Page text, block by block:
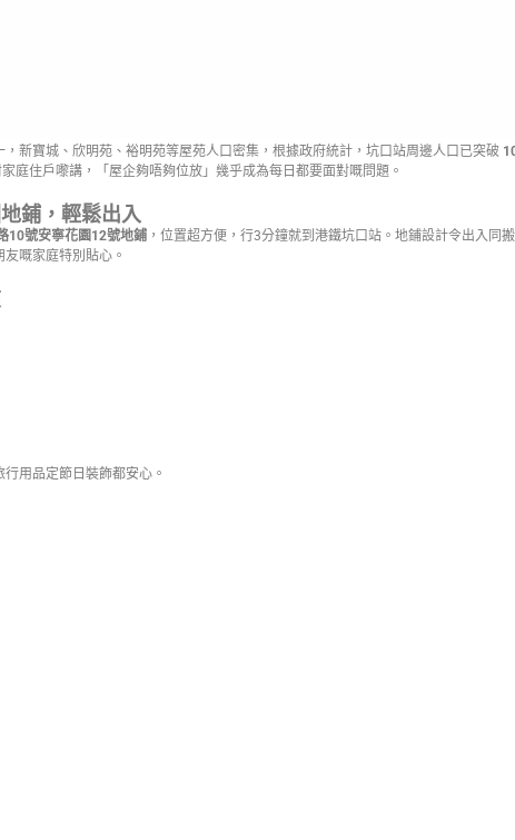
新寶城、欣明苑、裕明苑等屋苑人口密集， 根據政府統計，坑口站周邊人口已突破
家庭住戶嚟講，「屋企夠唔夠位放」幾乎成為每日都要面對嘅問題。
鋪，輕鬆出入
10號安寧花園12號地鋪 ，位置超方便，行3分鐘就到港鐵坑口站。地鋪設計令出入同
嘅家庭特別貼心。
用品定節日裝飾都安心。